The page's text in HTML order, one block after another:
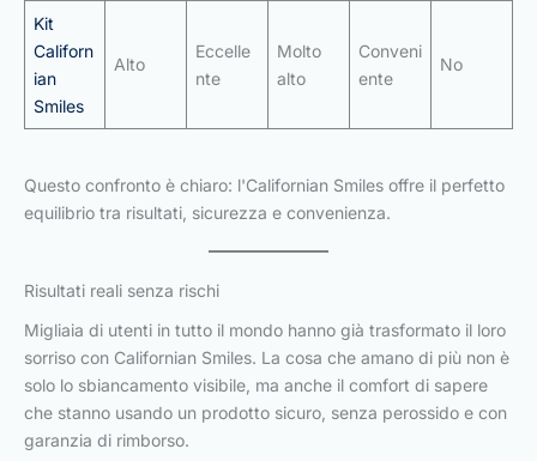
Kit
Californ
ian
Smiles
Alto
Eccelle
nte
Molto
alto
Conveni
ente
No
Questo confronto è chiaro: l'Californian Smiles offre il perfetto
equilibrio tra risultati, sicurezza e convenienza.
Risultati reali senza rischi
Migliaia di utenti in tutto il mondo hanno già trasformato il loro
sorriso con Californian Smiles. La cosa che amano di più non è
solo lo sbiancamento visibile, ma anche il comfort di sapere
che stanno usando un prodotto sicuro, senza perossido e con
garanzia di rimborso.